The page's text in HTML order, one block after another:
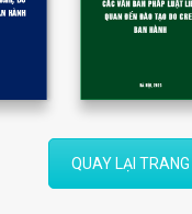
QUAY LẠI TRANG